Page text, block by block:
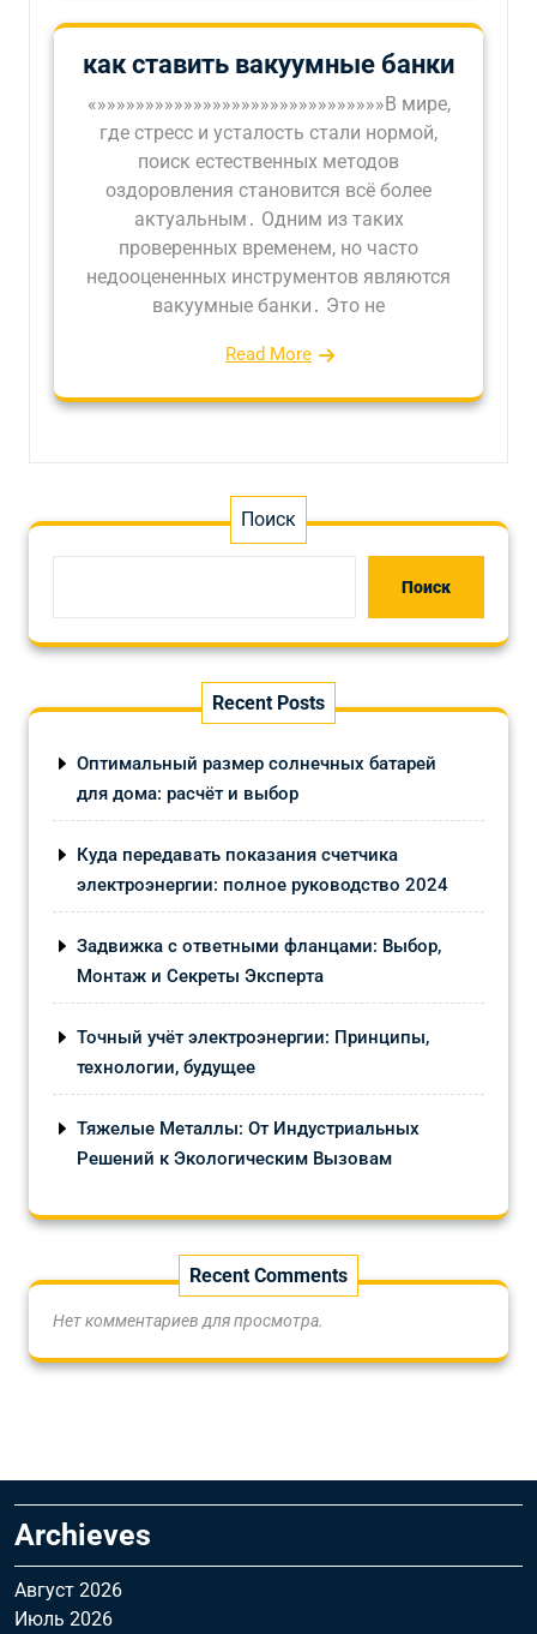
как ставить вакуумные банки
«»»»»»»»»»»»»»»»»»»»»»»»»»»»»»»В мире,
где стресс и усталость стали нормой,
поиск естественных методов
оздоровления становится всё более
актуальным․ Одним из таких
проверенных временем, но часто
недооцененных инструментов являются
вакуумные банки․ Это не
Read More
Поиск
Поиск
Recent Posts
Оптимальный размер солнечных батарей
для дома: расчёт и выбор
Куда передавать показания счетчика
электроэнергии: полное руководство 2024
Задвижка с ответными фланцами: Выбор,
Монтаж и Секреты Эксперта
Точный учёт электроэнергии: Принципы,
технологии, будущее
Тяжелые Металлы: От Индустриальных
Решений к Экологическим Вызовам
Recent Comments
Нет комментариев для просмотра.
Archieves
Август 2026
Июль 2026